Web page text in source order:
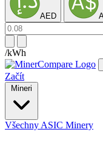
AED
/kWh
Začít
Mineri
Všechny ASIC Minery